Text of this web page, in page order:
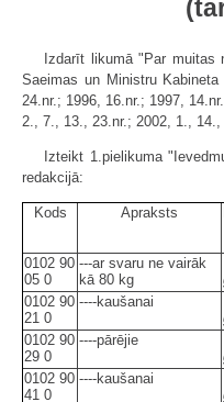
Izdarīt likumā "Par muitas
Saeimas un Ministru
24.nr.; 1996, 16.nr.; 1997,
2., 7., 13., 23.nr.; 2002, 1.,
Izteikt 1.pielikuma
redakcijā:
Kods Apraksts
0102 90
05 0
---ar svaru ne vairāk
kā 80 kg
0102 90
21 0
----kaušanai
0102 90
29 0
----pārējie
0102 90
41 0
----kaušanai